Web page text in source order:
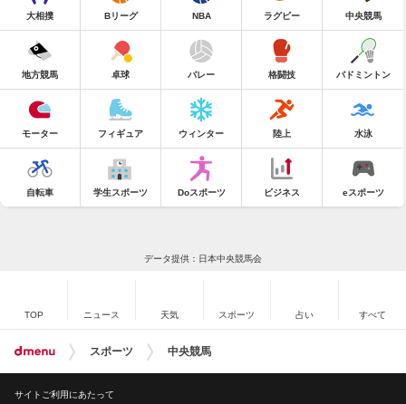
大相撲 Bリーグ NBA ラグビー 中央競馬
地方競馬 卓球 バレー 格闘技 バドミントン
モーター フィギュア ウィンター 陸上 水泳
自転車 学生スポーツ Doスポーツ ビジネス eスポーツ
データ提供：日本中央競馬会
TOP ニュース 天気 スポーツ 占い すべて
スポーツ 中央競馬
サイトご利用にあたって